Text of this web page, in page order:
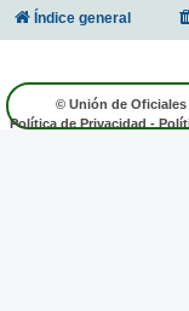
Índice general
© Unión de Oficiales
Política de Privacidad -